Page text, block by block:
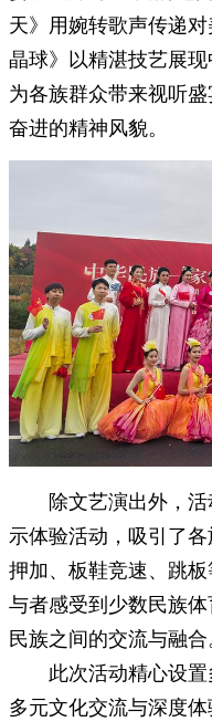
天》用婉转歌声传递
晶球》以精湛技艺展
为各族群众带来视听
奋进的精神风貌。
除文艺演出外，
示体验活动，吸引了各
押加、板鞋竞速、跳
与者感受到少数民族
民族之间的交流与融合
此次活动精心设
多元文化交流与深度